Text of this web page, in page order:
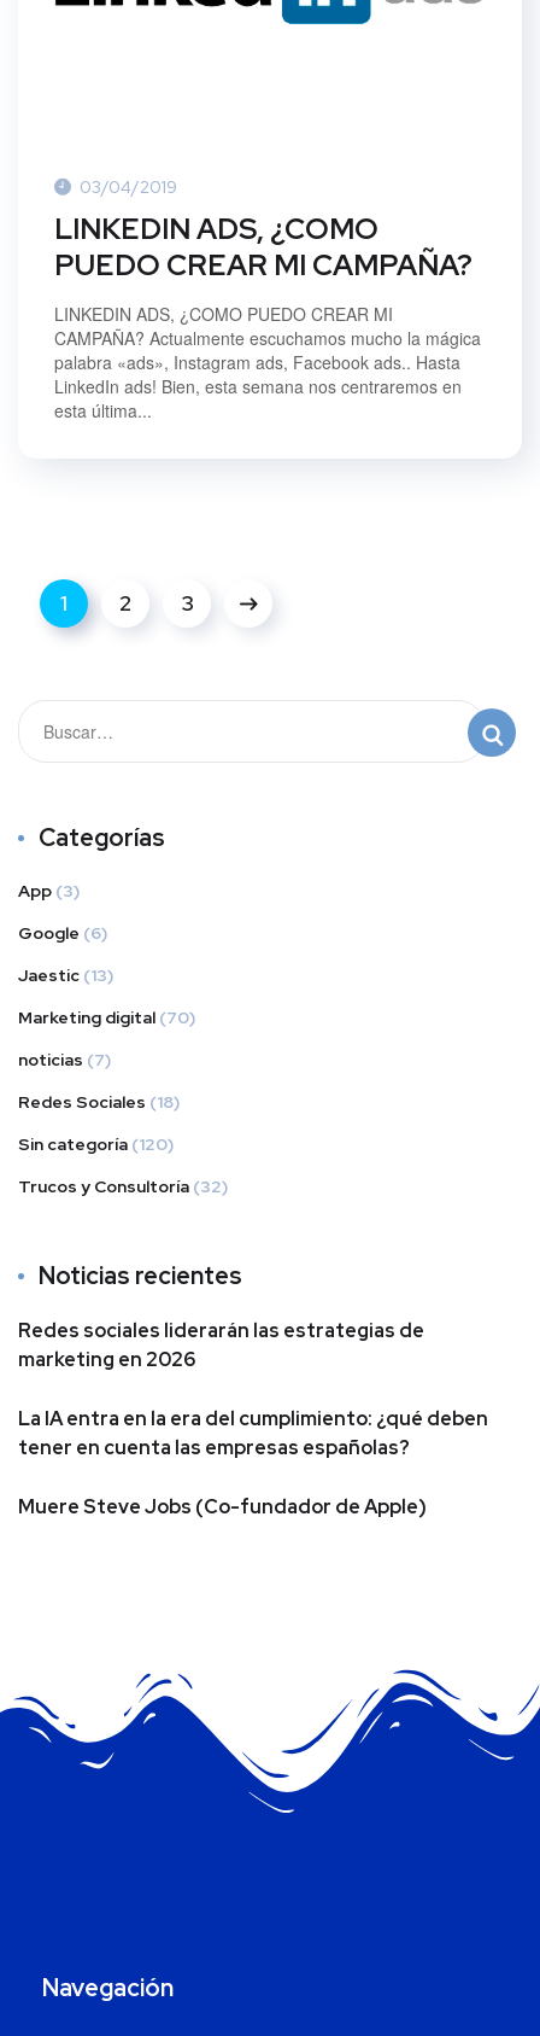
03/04/2019
LINKEDIN ADS, ¿COMO
PUEDO CREAR MI CAMPAÑA?
LINKEDIN ADS, ¿COMO PUEDO CREAR MI
CAMPAÑA? Actualmente escuchamos mucho la mágica
palabra «ads», Instagram ads, Facebook ads.. Hasta
LinkedIn ads! Bien, esta semana nos centraremos en
esta última...
1 2 3
Categorías
App (3)
Google (6)
Jaestic (13)
Marketing digital (70)
noticias (7)
Redes Sociales (18)
Sin categoría (120)
Trucos y Consultoría (32)
Noticias recientes
Redes sociales liderarán las estrategias de
marketing en 2026
La IA entra en la era del cumplimiento: ¿qué deben
tener en cuenta las empresas españolas?
Muere Steve Jobs (Co-fundador de Apple)
Navegación